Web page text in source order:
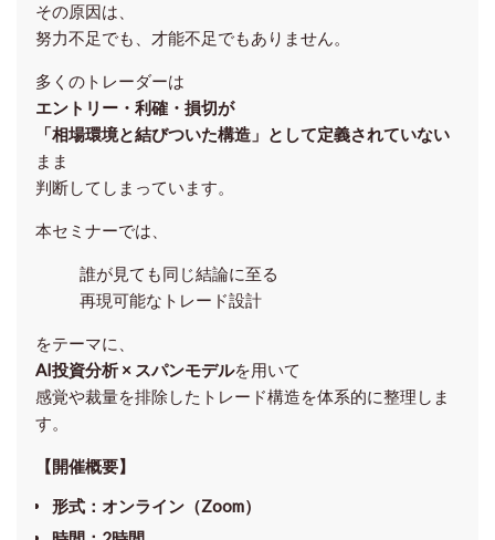
その原因は、
努力不足でも、才能不足でもありません。
多くのトレーダーは
エントリー・利確・損切が
「相場環境と結びついた構造」として定義されていない
まま
判断してしまっています。
本セミナーでは、
誰が見ても同じ結論に至る
再現可能なトレード設計
をテーマに、
AI投資分析 × スパンモデルを用いて
感覚や裁量を排除したトレード構造を体系的に整理しま
す。
【開催概要】
形式：オンライン（Zoom）